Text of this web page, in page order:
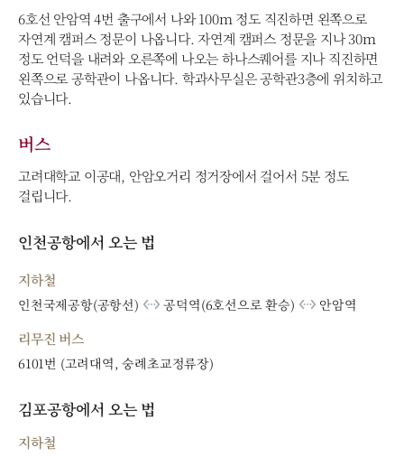
6호선 안암역 4번 출구에서 나와 100ｍ 정도 직진하면 왼쪽으로
자연계 캠퍼스 정문이 나옵니다. 자연계 캠퍼스 정문을 지나 30ｍ
정도 언덕을 내려와 오른쪽에 나오는 하나스퀘어를 지나 직진하면
왼쪽으로 공학관이 나옵니다. 학과사무실은 공학관3층에 위치하고
있습니다.
버스
고려대학교 이공대, 안암오거리 정거장에서 걸어서 5분 정도
걸립니다.
인천공항에서 오는 법
지하철
인천국제공항(공항선) settings_ethernet 공덕역(6호선으로 환승) settings_ethernet 안암역
리무진 버스
6101번 (고려대역, 숭례초교정류장)
김포공항에서 오는 법
지하철